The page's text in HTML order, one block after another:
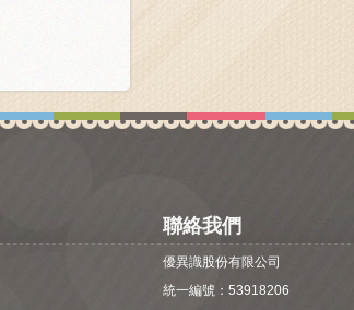
聯絡我們
優異識股份有限公司
統一編號：53918206